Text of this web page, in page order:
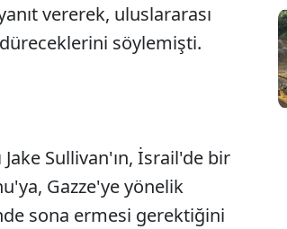
Sesi Aç
vererek, uluslararası
söylemişti.
Sullivan'ın, İsrail'de bir
Gazze'ye yönelik
sona ermesi gerektiğini